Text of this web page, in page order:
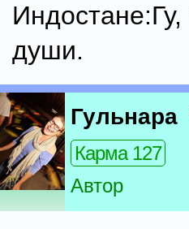
души.
Гульнара
Карма 127
Автор